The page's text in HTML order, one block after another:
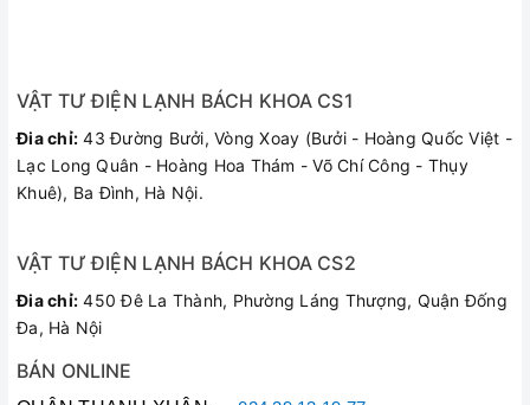
Làm nóng nhanh, tiết kiệm điện
Máy nước nóng Ferroli DIVO SDP là loại máy làm nóng trực
tiếp có thanh đốt hiệu suất cao bằng đồng tinh khiết đảm bảo
VẬT TƯ ĐIỆN LẠNH BÁCH KHOA CS1
Đia chỉ: 43 Đường Bưởi, Vòng Xoay (Bưởi - Hoàng Quốc Việt -
Lạc Long Quân - Hoàng Hoa Thám - Võ Chí Công - Thụy
Khuê), Ba Đình, Hà Nội.
VẬT TƯ ĐIỆN LẠNH BÁCH KHOA CS2
Đia chỉ: 450 Đê La Thành, Phường Láng Thượng, Quận Đống
Đa, Hà Nội
BÁN ONLINE